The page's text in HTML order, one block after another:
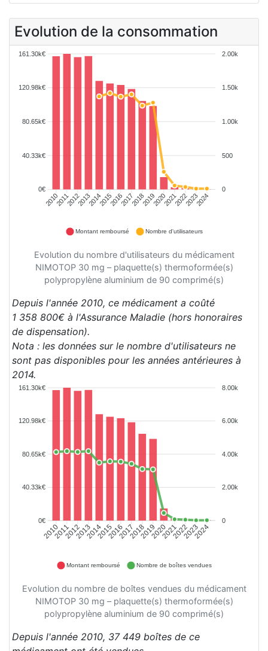
Evolution de la consommation
201020112012201320142015201620172018201920202021202220232024
2.00k
1.50k
1.00k
500
0
161.30k€
120.98k€
80.65k€
40.33k€
0€
Montant remboursé Nombre d'utilisateurs
Evolution du nombre d'utilisateurs du médicament
NIMOTOP 30 mg – plaquette(s) thermoformée(s)
polypropylène aluminium de 90 comprimé(s)
Depuis l'année 2010, ce médicament a coûté
1 358 800€ à l'Assurance Maladie (hors honoraires
de dispensation).
Nota : les données sur le nombre d'utilisateurs ne
sont pas disponibles pour les années antérieures à
2014.
201020112012201320142015201620172018201920202021202220232024
8.00k
6.00k
4.00k
2.00k
0
161.30k€
120.98k€
80.65k€
40.33k€
0€
Montant remboursé Nombre de boîtes vendues
Evolution du nombre de boîtes vendues du médicament
NIMOTOP 30 mg – plaquette(s) thermoformée(s)
polypropylène aluminium de 90 comprimé(s)
Depuis l'année 2010, 37 449 boîtes de ce